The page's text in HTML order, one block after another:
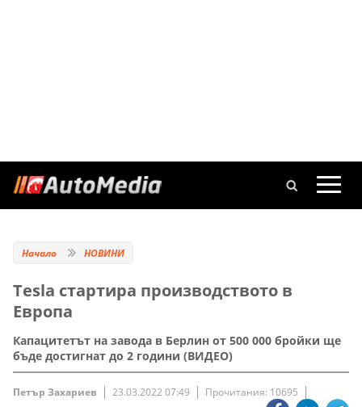
Начало НОВИНИ
Tesla стартира производството в
Европа
Капацитетът на завода в Берлин от 500 000 бройки ще
бъде достигнат до 2 години (ВИДЕО)
Петър Захариев 23.03.2022 07:49 Прочитания: 10695